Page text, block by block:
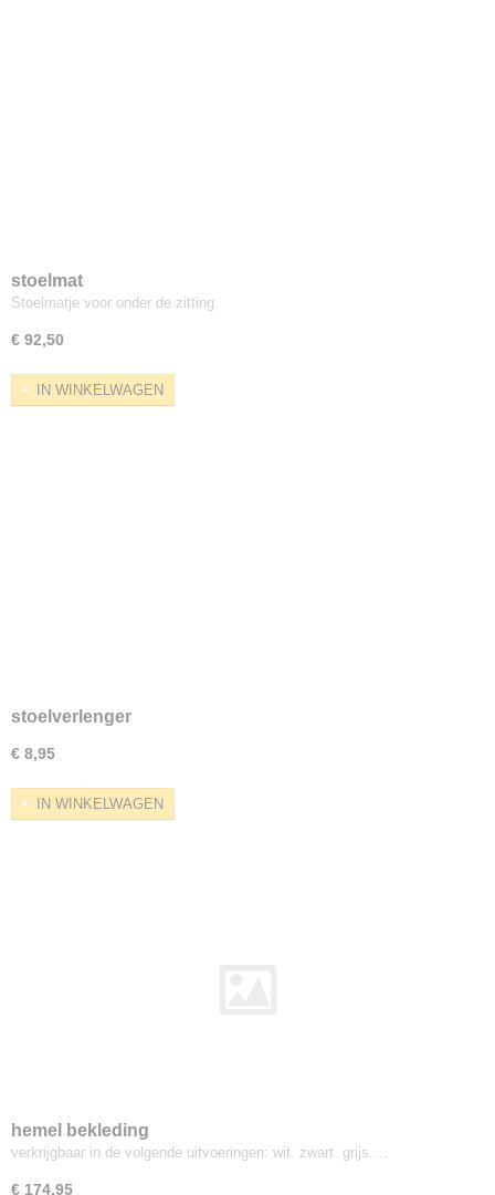
stoelmat
Stoelmatje voor onder de zitting.
€ 92,50
IN WINKELWAGEN
stoelverlenger
€ 8,95
IN WINKELWAGEN
hemel bekleding
verkrijgbaar in de volgende uitvoeringen: wit. zwart. grijs.…
€ 174,95